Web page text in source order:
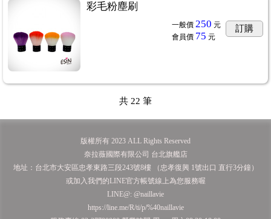
彩毛粉塵刷
一般價 250 元
會員價 75 元
訂購
共 22 筆
版權所有 2023 ALL Rights Reserved
奈拉薇國際有限公司 台北旗艦店
地址：台北市大安區忠孝東路三段243號8樓 （忠孝復興 1號出口 直行3分鐘）
或加入我們的LINE官方帳號線上為您服務喔
LINE@: @naillavie
https://line.me/R/ti/p/%40naillavie